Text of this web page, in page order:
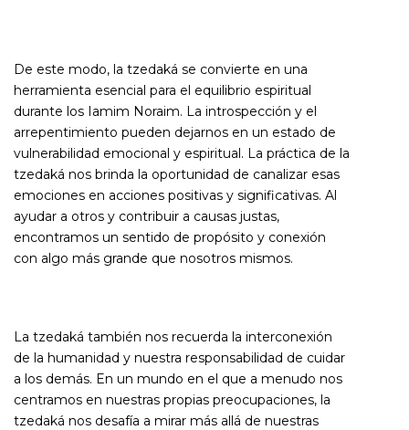
De este modo, la tzedaká se convierte en una
herramienta esencial para el equilibrio espiritual
durante los Iamim Noraim. La introspección y el
arrepentimiento pueden dejarnos en un estado de
vulnerabilidad emocional y espiritual. La práctica de la
tzedaká nos brinda la oportunidad de canalizar esas
emociones en acciones positivas y significativas. Al
ayudar a otros y contribuir a causas justas,
encontramos un sentido de propósito y conexión
con algo más grande que nosotros mismos.
La tzedaká también nos recuerda la interconexión
de la humanidad y nuestra responsabilidad de cuidar
a los demás. En un mundo en el que a menudo nos
centramos en nuestras propias preocupaciones, la
tzedaká nos desafía a mirar más allá de nuestras